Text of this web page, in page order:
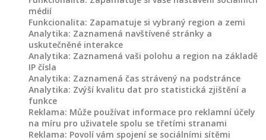
médií
Funkcionalita: Zapamatuje si vybraný region a zemi
Analytika: Zaznamená navštívené stránky a
uskutečněné interakce
Analytika: Zaznamená vaši polohu a region na základě
IP čísla
Analytika: Zaznamená čas strávený na podstránce
Analytika: Zvýší kvalitu dat pro statistická zjištění a
funkce
Reklama: Může používat informace pro reklamní účely
na míru pro uživatele spolu se třetími stranami
Reklama: Povolí vám spojení se sociálními sítěmi